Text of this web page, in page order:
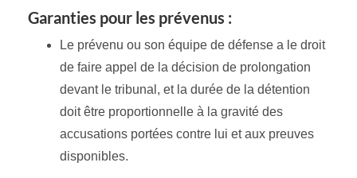
Garanties pour les prévenus :
Le prévenu ou son équipe de défense a le droit
de faire appel de la décision de prolongation
devant le tribunal, et la durée de la détention
doit être proportionnelle à la gravité des
accusations portées contre lui et aux preuves
disponibles.